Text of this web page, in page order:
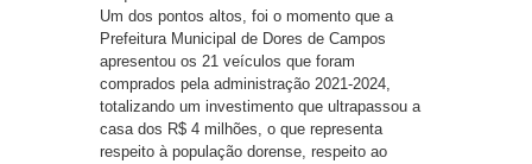
Um dos pontos altos, foi o momento que a
Prefeitura Municipal de Dores de Campos
apresentou os 21 veículos que foram
comprados pela administração 2021-2024,
totalizando um investimento que ultrapassou a
casa dos R$ 4 milhões, o que representa
respeito à população dorense, respeito ao